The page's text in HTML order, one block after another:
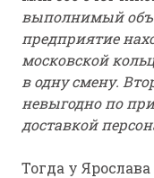
выполнимый
предприятие
московской
в одну смену.
невыгодно по
доставкой
Тогда у